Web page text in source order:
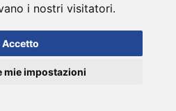
i nostri visitatori.
Accetto
mie impostazioni